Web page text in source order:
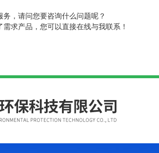
，请问您要咨询什么问题呢？
求产品，您可以直接在线与我联系！